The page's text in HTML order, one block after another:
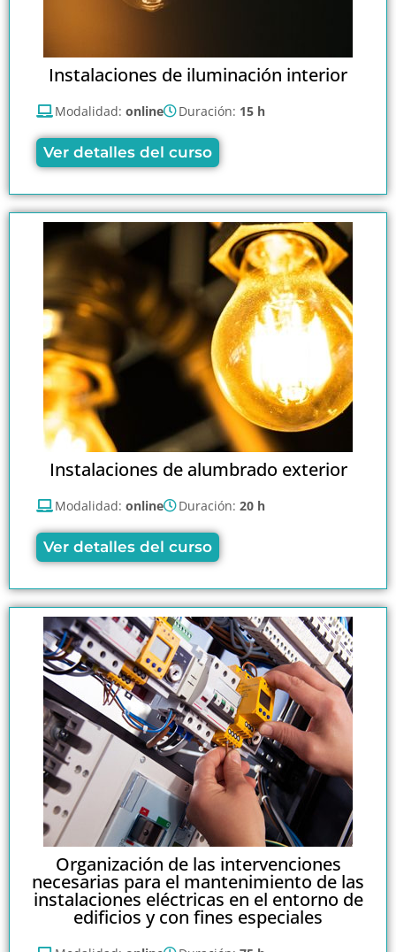
Instalaciones de iluminación interior
Modalidad: online Duración: 15 h
Ver detalles del curso
Instalaciones de alumbrado exterior
Modalidad: online Duración: 20 h
Ver detalles del curso
Organización de las intervenciones
necesarias para el mantenimiento de las
instalaciones eléctricas en el entorno de
edificios y con fines especiales